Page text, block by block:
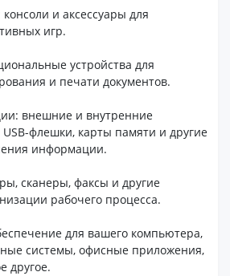
и аксессуары для
игр.
устройства для
и печати документов.
внешние и внутренние
флешки, карты памяти и другие
информации.
сканеры, факсы и другие
рабочего процесса.
для вашего компьютера,
системы, офисные приложения,
другое.